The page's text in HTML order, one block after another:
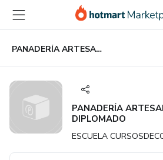
principal
página
de
página
PANADERÍA ARTESANAL ONLINE DIPLOMADO
PANADERÍA
DIPLOMADO
ESCUELA